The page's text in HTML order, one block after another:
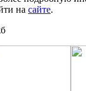
на сайте.